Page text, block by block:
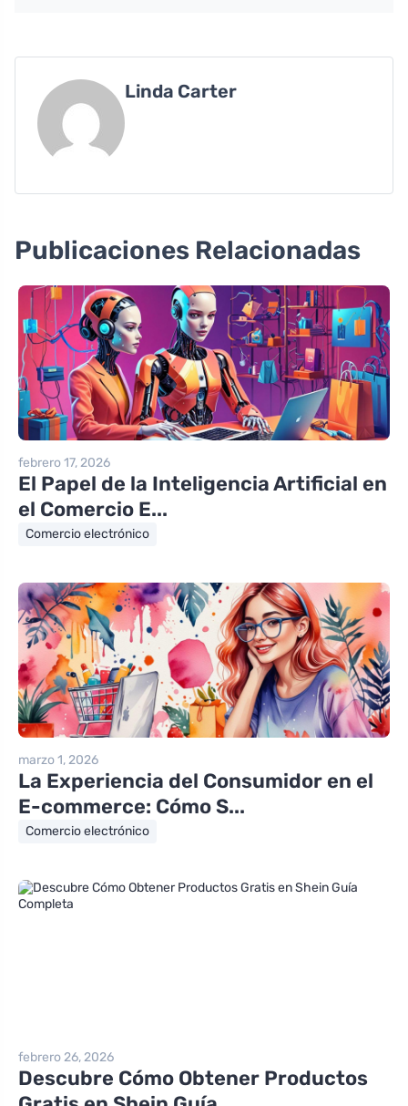
Linda Carter
Publicaciones Relacionadas
febrero 17, 2026
El Papel de la Inteligencia Artificial en
el Comercio E...
Comercio electrónico
marzo 1, 2026
La Experiencia del Consumidor en el
E-commerce: Cómo S...
Comercio electrónico
febrero 26, 2026
Descubre Cómo Obtener Productos